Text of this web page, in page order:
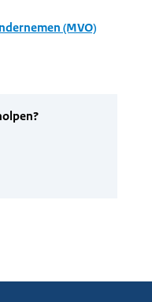
(MVO)